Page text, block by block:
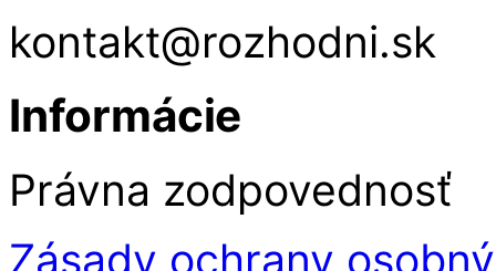
kontakt@rozhodni.sk
Informácie
Právna zodpovednosť
Zásady ochrany